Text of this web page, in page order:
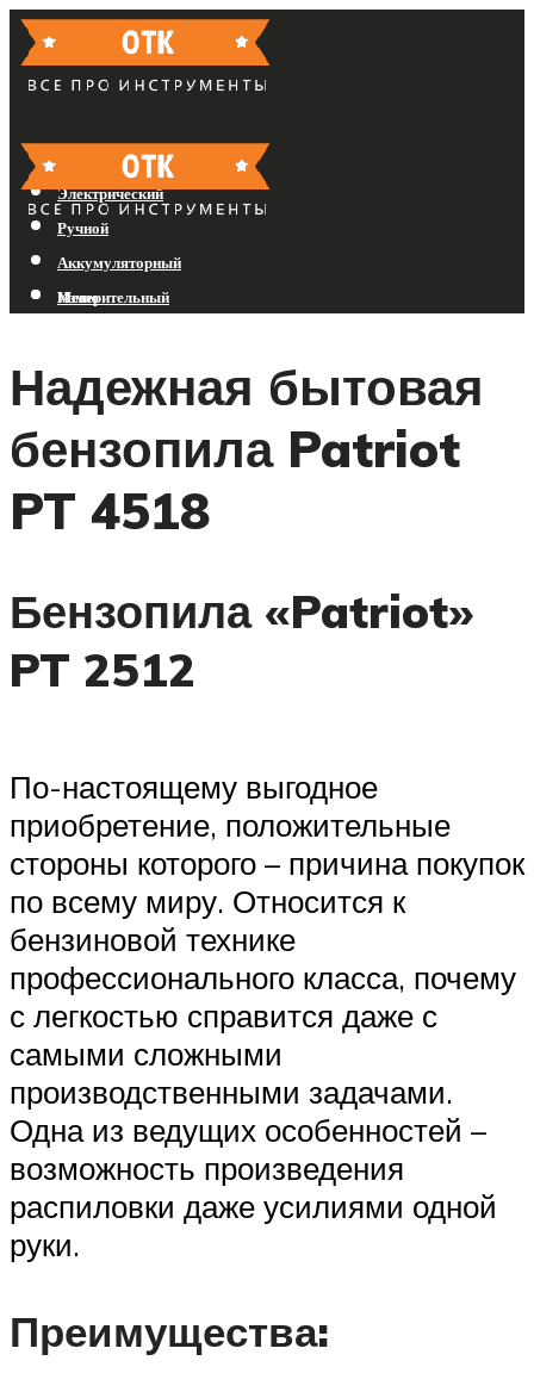
Бензиновый
Электрический
Ручной
Аккумуляторный
Измерительный
Меню
Надежная бытовая
бензопила Patriot
PT 4518
Бензопила «Patriot»
PT 2512
По-настоящему выгодное
приобретение, положительные
стороны которого – причина покупок
по всему миру. Относится к
бензиновой технике
профессионального класса, почему
с легкостью справится даже с
самыми сложными
производственными задачами.
Одна из ведущих особенностей –
возможность произведения
распиловки даже усилиями одной
руки.
Преимущества: